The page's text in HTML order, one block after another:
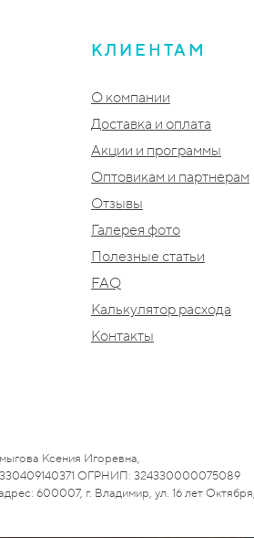
КЛИЕНТАМ
О компании
Доставка и оплата
Акции и программы
Оптовикам и партнерам
Отзывы
Галерея фото
Полезные статьи
FAQ
Калькулятор расхода
Контакты
Ксения Игоревна,
ОГРНИП: 324330000075089
600007, г. Владимир, ул. 16 лет